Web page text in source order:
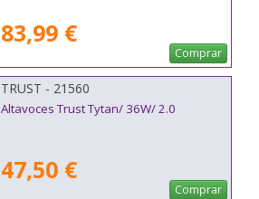
83,99 €
Comprar
TRUST - 21560
Altavoces Trust Tytan/ 36W/ 2.0
47,50 €
Comprar